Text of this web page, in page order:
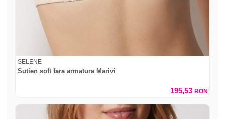
SELENE
Sutien soft fara armatura Marivi
195,53 RON